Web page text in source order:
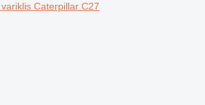
variklis Caterpillar C27